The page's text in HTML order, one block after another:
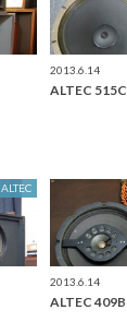
2013.6.14
ALTEC 515C
ALTEC
2013.6.14
ALTEC 409B